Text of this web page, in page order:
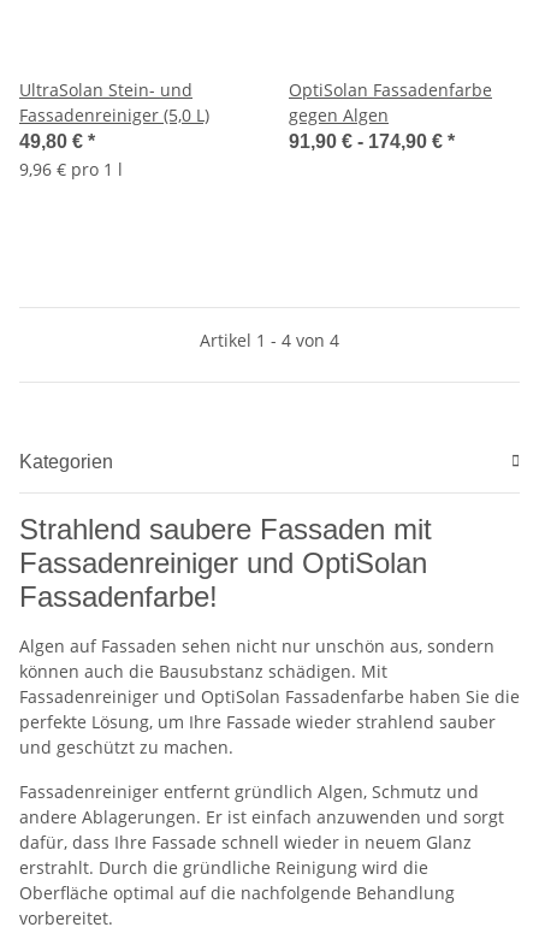
UltraSolan Stein- und
Fassadenreiniger (5,0 L)
49,80 € *
9,96 € pro 1 l
OptiSolan Fassadenfarbe
gegen Algen
91,90 € - 174,90 € *
Artikel 1 - 4 von 4
Kategorien
Strahlend saubere Fassaden mit
Fassadenreiniger und OptiSolan
Fassadenfarbe!
Algen auf Fassaden sehen nicht nur unschön aus, sondern
können auch die Bausubstanz schädigen. Mit
Fassadenreiniger und OptiSolan Fassadenfarbe haben Sie die
perfekte Lösung, um Ihre Fassade wieder strahlend sauber
und geschützt zu machen.
Fassadenreiniger entfernt gründlich Algen, Schmutz und
andere Ablagerungen. Er ist einfach anzuwenden und sorgt
dafür, dass Ihre Fassade schnell wieder in neuem Glanz
erstrahlt. Durch die gründliche Reinigung wird die
Oberfläche optimal auf die nachfolgende Behandlung
vorbereitet.